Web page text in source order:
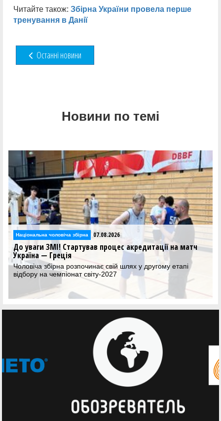
Читайте також: Збірна України провела перше
тренування в Данії
Останні новини
Новини по темі
Національна чоловіча збірна 07.08.2026
До уваги ЗМІ! Стартував процес акредитації на матч
Україна — Греція
Чоловіча збірна розпочинає свій шлях у другому етапі
відбору на чемпіонат світу-2027